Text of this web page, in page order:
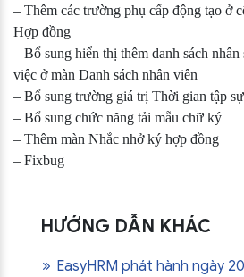
– Thêm các trường phụ cấp động tạo ở
Hợp đồng
– Bổ sung hiển thị thêm danh sách
việc ở màn Danh sách nhân viên
– Bổ sung trường giá trị Thời gian tập
– Bổ sung chức năng tải mẫu chữ ký
– Thêm màn Nhắc nhở ký hợp đồng
– Fixbug
HƯỚNG DẪN KHÁC
EasyHRM phát hành ngày